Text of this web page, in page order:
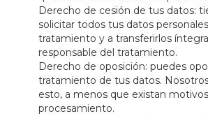
Derecho de cesión de tus datos:
solicitar todos tus datos
tratamiento y a transferirlos
responsable del tratamiento.
Derecho de oposición: puedes
tratamiento de tus datos.
esto, a menos que existan
procesamiento.